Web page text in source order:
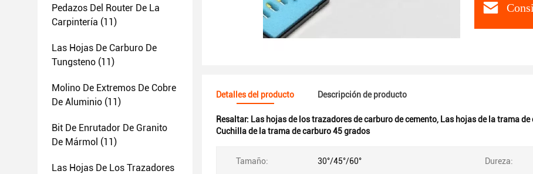
Pedazos Del Router De La
Carpintería (11)
Las Hojas De Carburo De
Tungsteno (11)
Molino De Extremos De Cobre
De Aluminio (11)
Bit De Enrutador De Granito
De Mármol (11)
Las Hojas De Los Trazadores
Detalles del producto Descripción de producto
Resaltar: Las hojas de los trazadores de carburo de cemento, Las hojas de la trama
Cuchilla de la trama de carburo 45 grados
Tamaño: 30°/45°/60° Dureza: